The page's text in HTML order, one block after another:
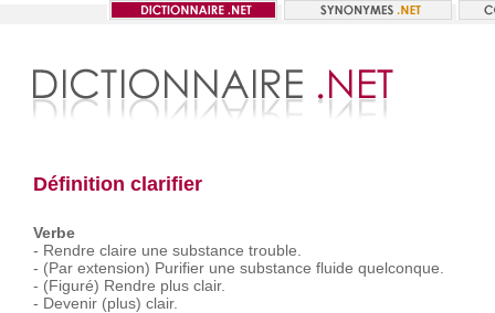
Définition clarifier
Verbe
- Rendre claire une substance trouble.
- (Par extension) Purifier une substance fluide quelconque.
- (Figuré) Rendre plus clair.
- Devenir (plus) clair.